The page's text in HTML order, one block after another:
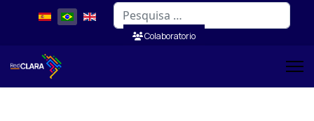
Pesquisar
Colaboratorio